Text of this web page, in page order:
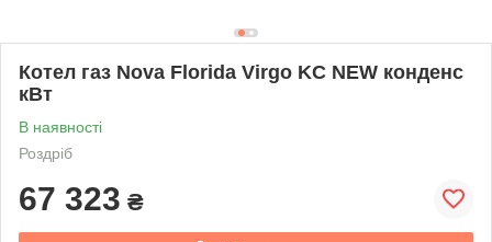
Котел газ Nova Florida Virgo KC NEW конденс
кВт
В наявності
Роздріб
67 323 ₴